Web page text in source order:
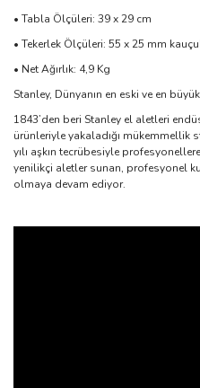
• Tabla Ölçüleri: 39 x 29 cm
• Tekerlek Ölçüleri: 55 x 25 mm
• Net Ağırlık: 4,9 Kg
Stanley, Dünyanın en eski ve en
1843’den beri Stanley el aletleri
ürünleriyle yakaladığı mükemmellik
yılı aşkın tecrübesiyle
yenilikçi aletler sunan, profesyonel
olmaya devam ediyor.